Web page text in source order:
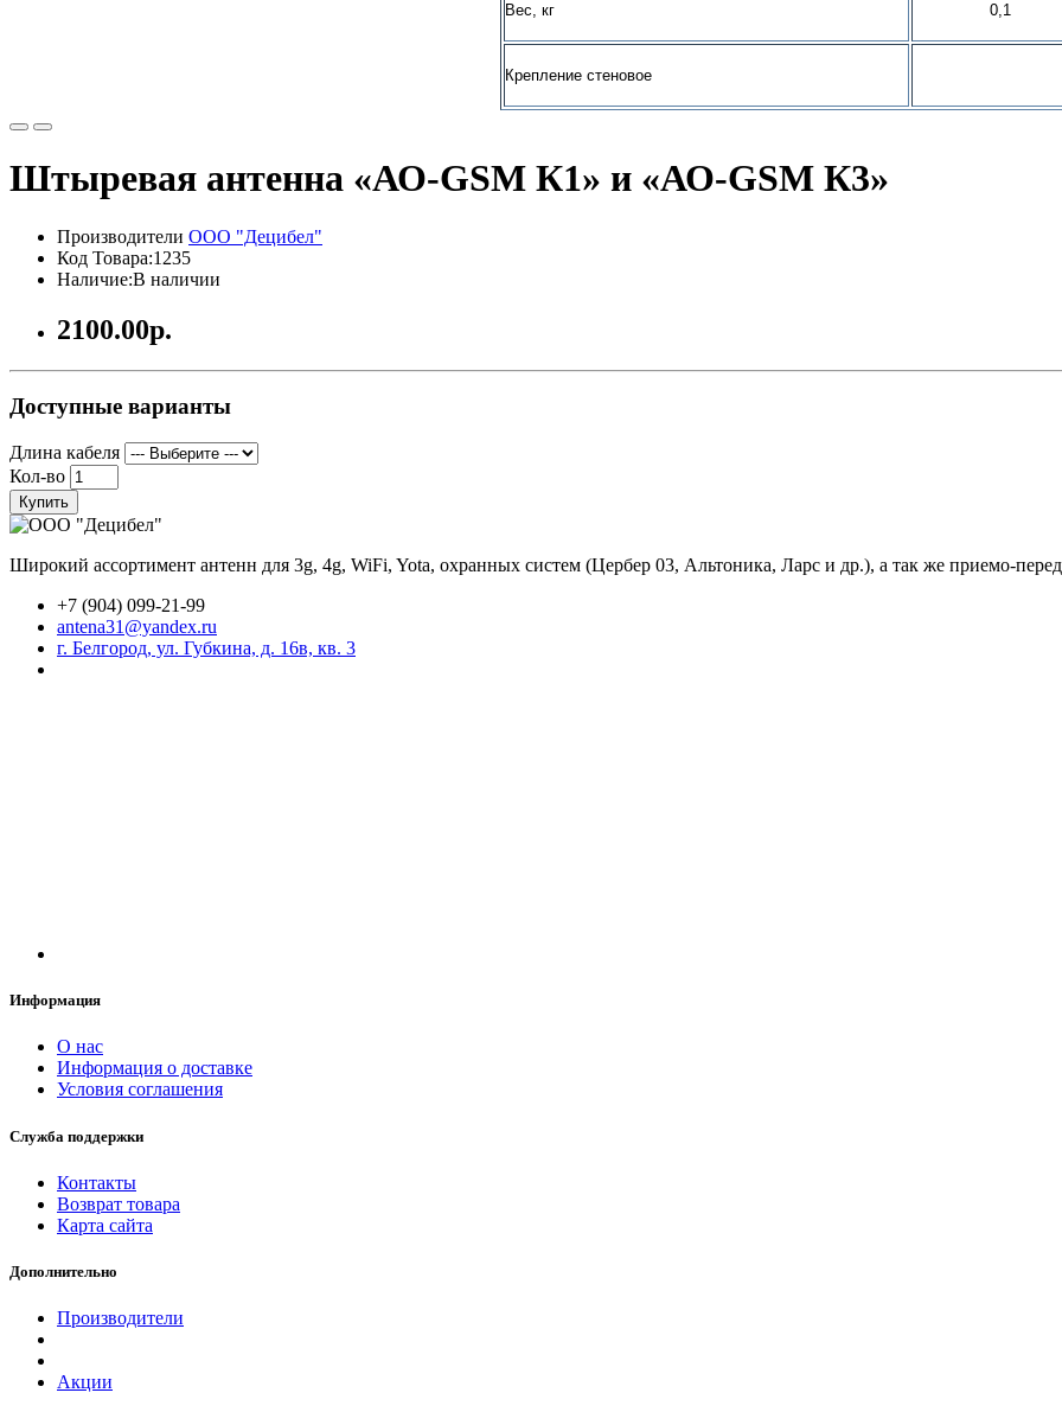
Вес, кг 0,1
Крепление стеновое
Штыревая антенна «АО-GSM К1» и «АО-GSM К3»
Производители ООО "Децибел"
Код Товара:1235
Наличие:В наличии
2100.00р.
Доступные варианты
Длина кабеля
Кол-во
Купить
Широкий ассортимент антенн для 3g, 4g, WiFi, Yota, охранных систем (Цербер 03, Альтоника, Ларс и др.), а так же приемо-
+7 (904) 099-21-99
antena31@yandex.ru
г. Белгород, ул. Губкина, д. 16в, кв. 3
Информация
О нас
Информация о доставке
Условия соглашения
Служба поддержки
Контакты
Возврат товара
Карта сайта
Дополнительно
Производители
Акции